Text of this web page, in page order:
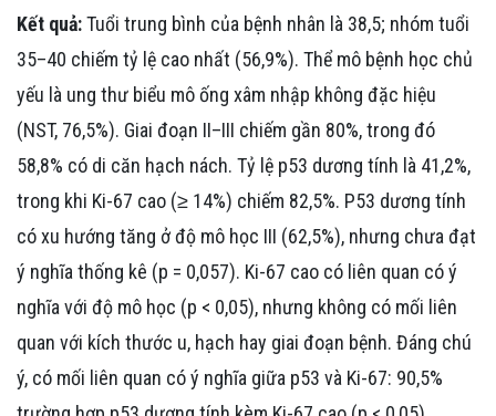
Kết quả:Tuổi trung bình của bệnh nhân là 38,5; nhóm tuổi
35–40 chiếm tỷ lệ cao nhất (56,9%). Thể mô bệnh học chủ
yếu là ung thư biểu mô ống xâm nhập không đặc hiệu
(NST, 76,5%). Giai đoạn II–III chiếm gần 80%, trong đó
58,8% có di căn hạch nách. Tỷ lệ p53 dương tính là 41,2%,
trong khi Ki-67 cao (≥ 14%) chiếm 82,5%. P53 dương tính
có xu hướng tăng ở độ mô học III (62,5%), nhưng chưa đạt
ý nghĩa thống kê (p = 0,057). Ki-67 cao có liên quan có ý
nghĩa với độ mô học (p < 0,05), nhưng không có mối liên
quan với kích thước u, hạch hay giai đoạn bệnh. Đáng chú
ý, có mối liên quan có ý nghĩa giữa p53 và Ki-67: 90,5%